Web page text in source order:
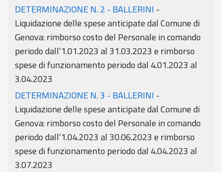
DETERMINAZIONE N. 2 - BALLERINI -
Liquidazione delle spese anticipate dal Comune di
Genova: rimborso costo del Personale in comando
periodo dall’1.01.2023 al 31.03.2023 e rimborso
spese di funzionamento periodo dal 4.01.2023 al
3.04.2023
DETERMINAZIONE N. 3 - BALLERINI -
Liquidazione delle spese anticipate dal Comune di
Genova: rimborso costo del Personale in comando
periodo dall’1.04.2023 al 30.06.2023 e rimborso
spese di funzionamento periodo dal 4.04.2023 al
3.07.2023